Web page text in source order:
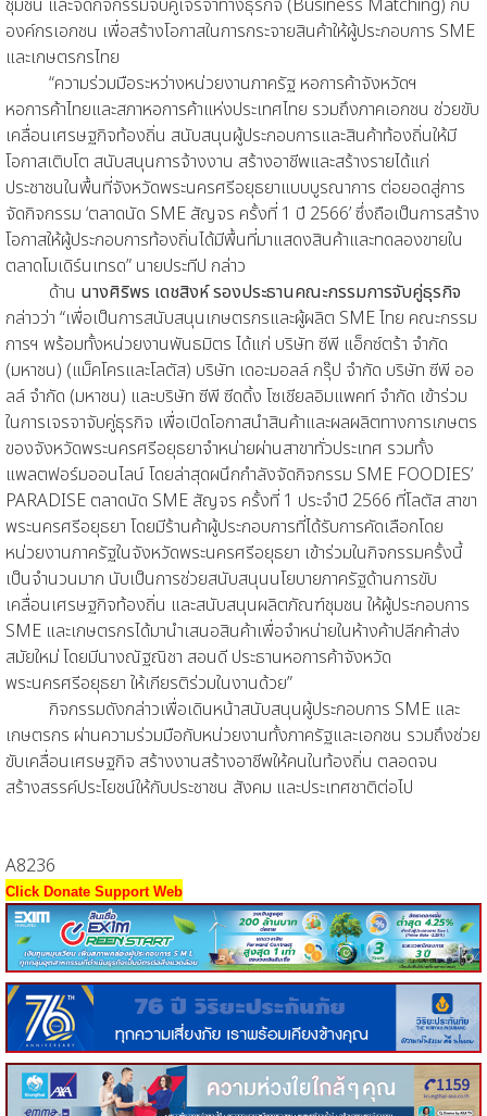
ชุมชน และจัดกิจกรรมจับคู่เจรจาทางธุรกิจ (Business Matching) กับ
องค์กรเอกชน เพื่อสร้างโอกาสในการกระจายสินค้าให้ผู้ประกอบการ SME
และเกษตรกรไทย
“ความร่วมมือระหว่างหน่วยงานภาครัฐ หอการค้าจังหวัดฯ
หอการค้าไทยและสภาหอการค้าแห่งประเทศไทย รวมถึงภาคเอกชน ช่วยขับ
เคลื่อนเศรษฐกิจท้องถิ่น สนับสนุนผู้ประกอบการและสินค้าท้องถิ่นให้มี
โอกาสเติบโต สนับสนุนการจ้างงาน สร้างอาชีพและสร้างรายได้แก่
ประชาชนในพื้นที่จังหวัดพระนครศรีอยุธยาแบบบูรณาการ ต่อยอดสู่การ
จัดกิจกรรม ‘ตลาดนัด SME สัญจร ครั้งที่ 1 ปี 2566’ ซึ่งถือเป็นการสร้าง
โอกาสให้ผู้ประกอบการท้องถิ่นได้มีพื้นที่มาแสดงสินค้าและทดลองขายใน
ตลาดโมเดิร์นเทรด” นายประทีป กล่าว
ด้าน นางศิริพร เดชสิงห์ รองประธานคณะกรรมการจับคู่ธุรกิจ
กล่าวว่า “เพื่อเป็นการสนับสนุนเกษตรกรและผู้ผลิต SME ไทย คณะกรรม
การฯ พร้อมทั้งหน่วยงานพันธมิตร ได้แก่ บริษัท ซีพี แอ็กซ์ตร้า จำกัด
(มหาชน) (แม็คโครและโลตัส) บริษัท เดอะมอลล์ กรุ๊ป จำกัด บริษัท ซีพี ออ
ลล์ จำกัด (มหาชน) และบริษัท ซีพี ซีดดิ้ง โซเชียลอิมแพคท์ จำกัด เข้าร่วม
ในการเจรจาจับคู่ธุรกิจ เพื่อเปิดโอกาสนำสินค้าและผลผลิตทางการเกษตร
ของจังหวัดพระนครศรีอยุธยาจำหน่ายผ่านสาขาทั่วประเทศ รวมทั้ง
แพลตฟอร์มออนไลน์ โดยล่าสุดผนึกกำลังจัดกิจกรรม SME FOODIES’
PARADISE ตลาดนัด SME สัญจร ครั้งที่ 1 ประจำปี 2566 ที่โลตัส สาขา
พระนครศรีอยุธยา โดยมีร้านค้าผู้ประกอบการที่ได้รับการคัดเลือกโดย
หน่วยงานภาครัฐในจังหวัดพระนครศรีอยุธยา เข้าร่วมในกิจกรรมครั้งนี้
เป็นจำนวนมาก นับเป็นการช่วยสนับสนุนนโยบายภาครัฐด้านการขับ
เคลื่อนเศรษฐกิจท้องถิ่น และสนับสนุนผลิตภัณฑ์ชุมชน ให้ผู้ประกอบการ
SME และเกษตรกรได้มานำเสนอสินค้าเพื่อจำหน่ายในห้างค้าปลีกค้าส่ง
สมัยใหม่ โดยมีนางณัฐณิชา สอนดี ประธานหอการค้าจังหวัด
พระนครศรีอยุธยา ให้เกียรติร่วมในงานด้วย”
กิจกรรมดังกล่าวเพื่อเดินหน้าสนับสนุนผู้ประกอบการ SME และ
เกษตรกร ผ่านความร่วมมือกับหน่วยงานทั้งภาครัฐและเอกชน รวมถึงช่วย
ขับเคลื่อนเศรษฐกิจ สร้างงานสร้างอาชีพให้คนในท้องถิ่น ตลอดจน
สร้างสรรค์ประโยชน์ให้กับประชาชน สังคม และประเทศชาติต่อไป
A8236
Click Donate Support Web